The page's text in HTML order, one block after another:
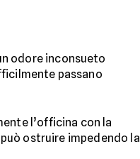
odore inconsueto
passano
l’officina con la
ostruire impedendo la